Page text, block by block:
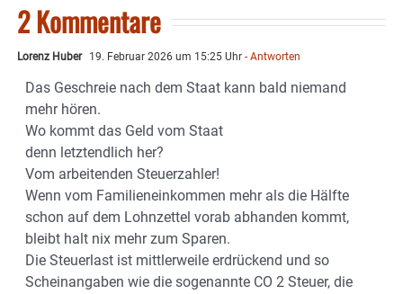
2 Kommentare
Lorenz Huber 19. Februar 2026 um 15:25 Uhr - Antworten
Das Geschreie nach dem Staat kann bald niemand
mehr hören.
Wo kommt das Geld vom Staat
denn letztendlich her?
Vom arbeitenden Steuerzahler!
Wenn vom Familieneinkommen mehr als die Hälfte
schon auf dem Lohnzettel vorab abhanden kommt,
bleibt halt nix mehr zum Sparen.
Die Steuerlast ist mittlerweile erdrückend und so
Scheinangaben wie die sogenannte CO 2 Steuer, die